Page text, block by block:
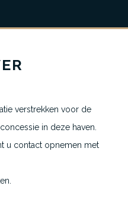
verstrekken voor de
in deze haven.
u contact opnemen met